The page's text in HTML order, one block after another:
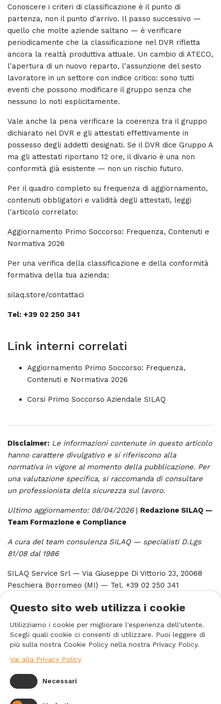
Conoscere i criteri di classificazione è il punto di
partenza, non il punto d'arrivo. Il passo successivo —
quello che molte aziende saltano — è verificare
periodicamente che la classificazione nel DVR rifletta
ancora la realtà produttiva attuale. Un cambio di ATECO,
l'apertura di un nuovo reparto, l'assunzione del sesto
lavoratore in un settore con indice critico: sono tutti
eventi che possono modificare il gruppo senza che
nessuno lo noti esplicitamente.
Vale anche la pena verificare la coerenza tra il gruppo
dichiarato nel DVR e gli attestati effettivamente in
possesso degli addetti designati. Se il DVR dice Gruppo A
ma gli attestati riportano 12 ore, il divario è una non
conformità già esistente — non un rischio futuro.
Per il quadro completo su frequenza di aggiornamento,
contenuti obbligatori e validità degli attestati, leggi
l'articolo correlato:
Aggiornamento Primo Soccorso: Frequenza, Contenuti e
Normativa 2026
Per una verifica della classificazione e della conformità
formativa della tua azienda:
silaq.store/contattaci
Tel: +39 02 250 341
Link interni correlati
Aggiornamento Primo Soccorso: Frequenza,
Contenuti e Normativa 2026
Corsi Primo Soccorso Aziendale SILAQ
Disclaimer: Le informazioni contenute in questo articolo
hanno carattere divulgativo e si riferiscono alla
normativa in vigore al momento della pubblicazione. Per
una valutazione specifica, si raccomanda di consultare
un professionista della sicurezza sul lavoro.
Ultimo aggiornamento: 08/04/2026| Redazione SILAQ —
Team Formazione e Compliance
A cura del team consulenza SILAQ — specialisti D.Lgs
81/08 dal 1986
SILAQ Service Srl — Via Giuseppe Di Vittorio 23, 20068
Peschiera Borromeo (MI) — Tel. +39 02 250 341
< INDIETRO
PRODOTTI
INFORMAZIONI
Questo sito web utilizza i cookie
Utilizziamo i cookie per migliorare l'esperienza dell'utente.
Scegli quali cookie ci consenti di utilizzare. Puoi leggere di
più sulla nostra Cookie Policy nella nostra Privacy Policy.
Vai alla Privacy Policy
Necessari